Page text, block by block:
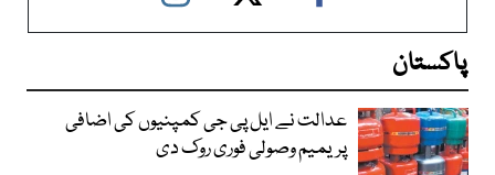
پاکستان
عدالت نے ایل پی جی کمپنیوں کی اضافی
پریمیم وصولی فوری روک دی